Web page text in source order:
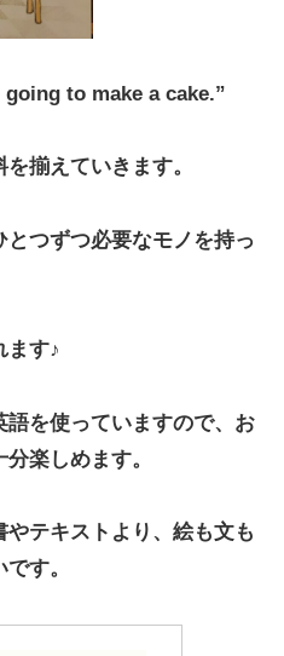
going to make a cake.”
揃えていきます。
つずつ必要なモノを持っ
ます♪
を使っていますので、お
楽しめます。
テキストより、絵も文も
す。